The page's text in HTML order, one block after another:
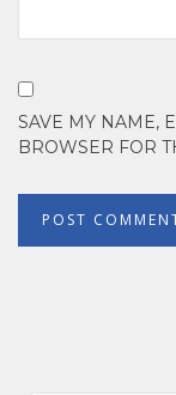
SAVE MY NAME,
BROWSER FOR